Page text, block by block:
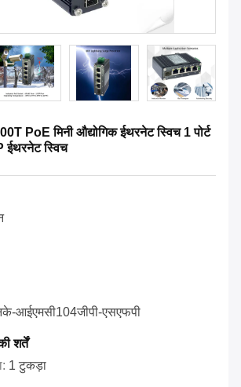
PoE मिनी औद्योगिक ईथरनेट स्विच 1 पोर्ट
ईथरनेट स्विच
आईएमसी104जीपी-एसएफपी
शर्तें
1 टुकड़ा